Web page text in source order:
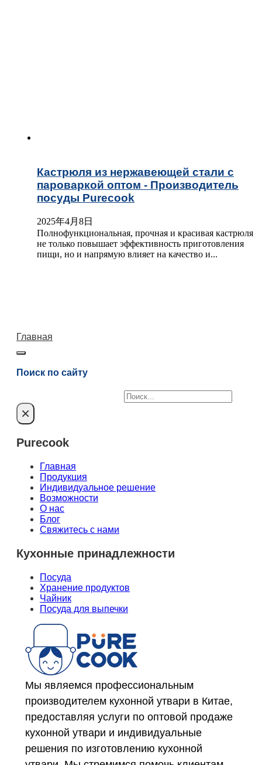
Кастрюля из нержавеющей стали с
пароваркой оптом - Производитель
посуды Purecook
2025年4月8日
Полнофункциональная, прочная и красивая кастрюля
не только повышает эффективность приготовления
пищи, но и напрямую влияет на качество и...
Главная
Поиск по сайту
Поиск
×
Purecook
Главная
Продукция
Индивидуальное решение
Возможности
О нас
Блог
Свяжитесь с нами
Кухонные принадлежности
Посуда
Хранение продуктов
Чайник
Посуда для выпечки
Мы являемся профессиональным
производителем кухонной утвари в Китае,
предоставляя услуги по оптовой продаже
кухонной утвари и индивидуальные
решения по изготовлению кухонной